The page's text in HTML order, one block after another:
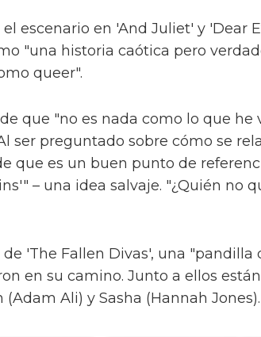
escenario en 'And Juliet' y 'Dear
"una historia caótica pero
queer".
que "no es nada como lo que he
ser preguntado sobre cómo se
que es un buen punto de
– una idea salvaje. "¿Quién no
'The Fallen Divas', una "pandilla
en su camino. Junto a ellos
Ali) y Sasha (Hannah Jones).